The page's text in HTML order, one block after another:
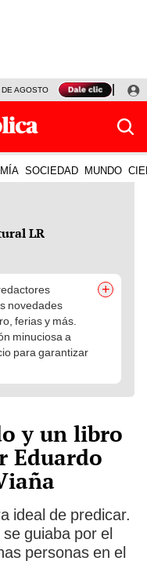
DE AGOSTO TINKA RESULTADOS
SOCIEDAD MUNDO
LR
novedades
ferias y más.
minuciosa a
para garantizar
+
y un libro
Eduardo
ideal de predicar.
guiaba por el
personas en el